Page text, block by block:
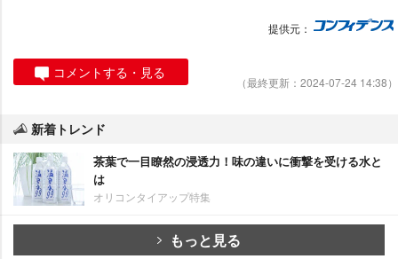
提供元：
コメントする・見る
（最終更新：2024-07-24 14:38）
新着トレンド
茶葉で一目瞭然の浸透力！味の違いに衝撃を受ける水と
は
オリコンタイアップ特集
もっと見る